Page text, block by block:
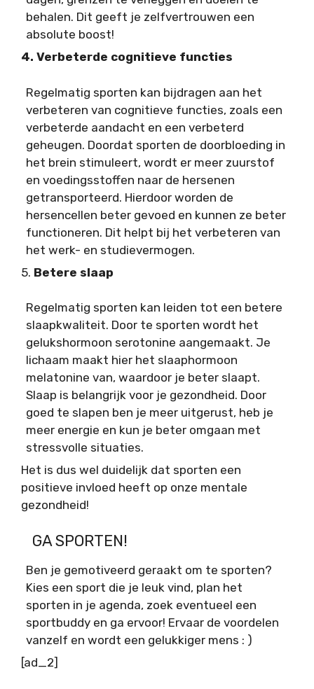
behalen. Dit geeft je zelfvertrouwen een
absolute boost!
4. Verbeterde cognitieve functies
Regelmatig sporten kan bijdragen aan het
verbeteren van cognitieve functies, zoals een
verbeterde aandacht en een verbeterd
geheugen. Doordat sporten de doorbloeding in
het brein stimuleert, wordt er meer zuurstof
en voedingsstoffen naar de hersenen
getransporteerd. Hierdoor worden de
hersencellen beter gevoed en kunnen ze beter
functioneren. Dit helpt bij het verbeteren van
het werk- en studievermogen.
5. Betere slaap
Regelmatig sporten kan leiden tot een betere
slaapkwaliteit. Door te sporten wordt het
gelukshormoon serotonine aangemaakt. Je
lichaam maakt hier het slaaphormoon
melatonine van, waardoor je beter slaapt.
Slaap is belangrijk voor je gezondheid. Door
goed te slapen ben je meer uitgerust, heb je
meer energie en kun je beter omgaan met
stressvolle situaties.
Het is dus wel duidelijk dat sporten een
positieve invloed heeft op onze mentale
gezondheid!
GA SPORTEN!
Ben je gemotiveerd geraakt om te sporten?
Kies een sport die je leuk vind, plan het
sporten in je agenda, zoek eventueel een
sportbuddy en ga ervoor! Ervaar de voordelen
vanzelf en wordt een gelukkiger mens : )
[ad_2]